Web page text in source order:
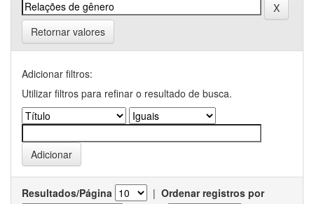
Retornar valores
Adicionar filtros:
Utilizar filtros para refinar o resultado de busca.
Resultados/Página | Ordenar registros por